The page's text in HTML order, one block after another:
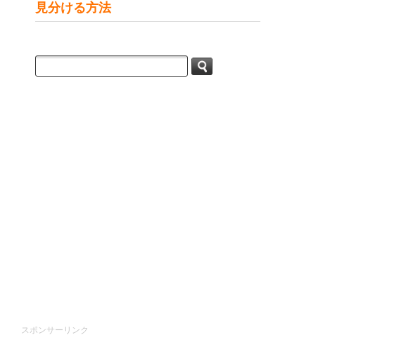
見分ける方法
スポンサーリンク